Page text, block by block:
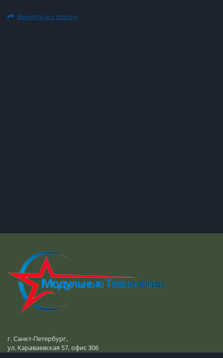
Вернуться к списку
г. Санкт-Петербург,
ул. Караваевская 57, офис 306